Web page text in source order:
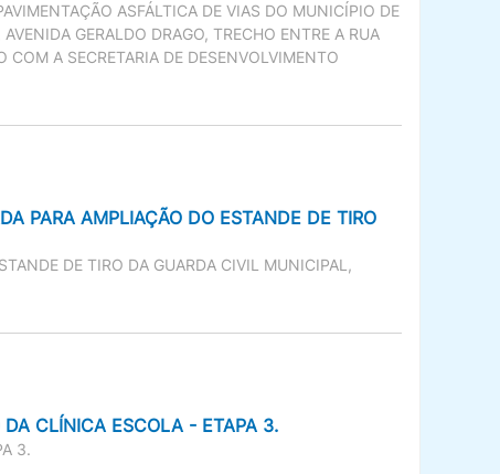
ASFÁLTICA DE VIAS DO MUNICÍPIO DE
GERALDO DRAGO, TRECHO ENTRE A RUA
A SECRETARIA DE DESENVOLVIMENTO
PARA AMPLIAÇÃO DO ESTANDE DE TIRO
DE TIRO DA GUARDA CIVIL MUNICIPAL,
CLÍNICA ESCOLA - ETAPA 3.
3.